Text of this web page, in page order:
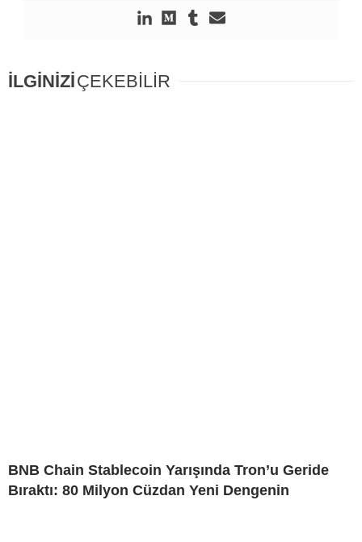
İLGİNİZİÇEKEBİLİR
BNB Chain Stablecoin Yarışında Tron’u Geride
Bıraktı: 80 Milyon Cüzdan Yeni Dengenin